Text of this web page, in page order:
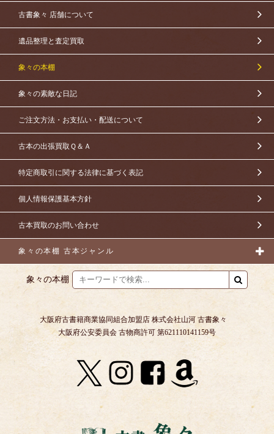
古書象々 店舗について
遺品整理と査定買取
象々の本棚
象々の素敵な日記
ご注文方法・お支払い・配送について
古本の出張買取Ｑ＆Ａ
特定商取引に関する法律に基づく表記
個人情報保護基本方針
古本買取のお問い合わせ
象々の本棚 古本ジャンル
象々の本棚
大阪府古書籍商業協同組合加盟店 株式会社山河 古書象々
大阪府公安委員会 古物商許可 第621110141159号